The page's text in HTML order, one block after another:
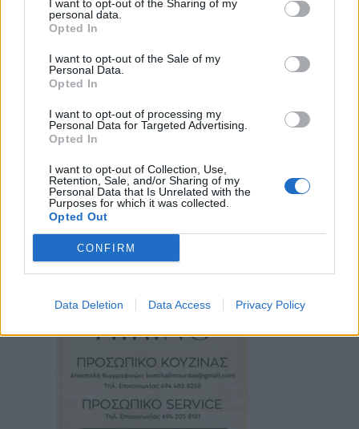
I want to opt-out of the Sharing of my
personal data.
Opted In
I want to opt-out of the Sale of my
Personal Data.
Opted In
I want to opt-out of processing my
Personal Data for Targeted Advertising.
Opted In
I want to opt-out of Collection, Use,
Retention, Sale, and/or Sharing of my
Personal Data that Is Unrelated with the
Purposes for which it was collected.
Opted Out
CONFIRM
Data Deletion Data Access Privacy Policy